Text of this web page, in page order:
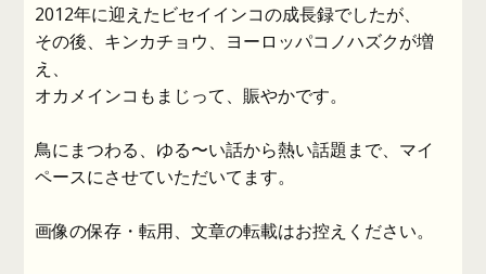
2012年に迎えたビセイインコの成長録でしたが、
その後、キンカチョウ、ヨーロッパコノハズクが増
え、
オカメインコもまじって、賑やかです。
鳥にまつわる、ゆる〜い話から熱い話題まで、マイ
ペースにさせていただいてます。
画像の保存・転用、文章の転載はお控えください。